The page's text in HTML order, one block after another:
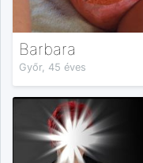
Barbara
Győr, 45 éves